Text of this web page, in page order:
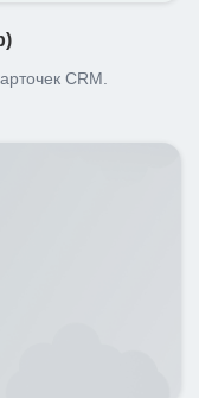
CRM.